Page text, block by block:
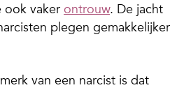
ook vaker ontrouw. De jacht
plegen gemakkelijker
van een narcist is dat